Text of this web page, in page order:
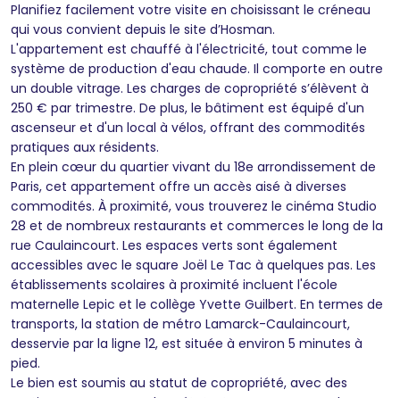
Planifiez facilement votre visite en choisissant le créneau
qui vous convient depuis le site d’Hosman.
L'appartement est chauffé à l'électricité, tout comme le
système de production d'eau chaude. Il comporte en outre
un double vitrage. Les charges de copropriété s’élèvent à
250 € par trimestre. De plus, le bâtiment est équipé d'un
ascenseur et d'un local à vélos, offrant des commodités
pratiques aux résidents.
En plein cœur du quartier vivant du 18e arrondissement de
Paris, cet appartement offre un accès aisé à diverses
commodités. À proximité, vous trouverez le cinéma Studio
28 et de nombreux restaurants et commerces le long de la
rue Caulaincourt. Les espaces verts sont également
accessibles avec le square Joël Le Tac à quelques pas. Les
établissements scolaires à proximité incluent l'école
maternelle Lepic et le collège Yvette Guilbert. En termes de
transports, la station de métro Lamarck-Caulaincourt,
desservie par la ligne 12, est située à environ 5 minutes à
pied.
Le bien est soumis au statut de copropriété, avec des